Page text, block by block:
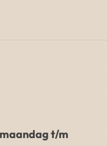
t/m